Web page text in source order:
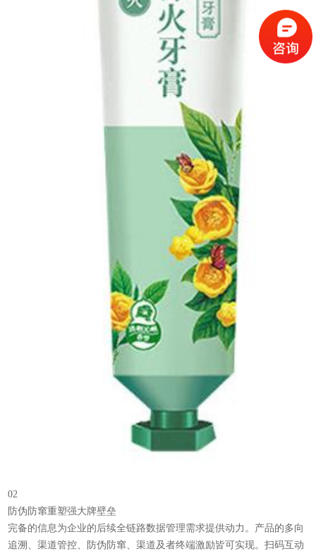
02
防伪防窜重塑强大牌壁垒
完备的信息为企业的后续全链路数据管理需求提供动力。产品的多向
追溯、渠道管控、防伪防窜、渠道及者终端激励皆可实现。扫码互动